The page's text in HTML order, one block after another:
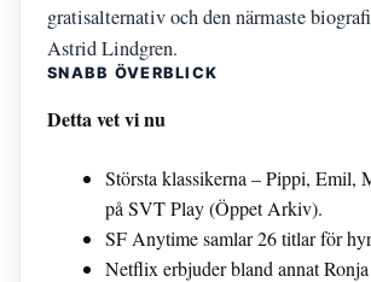
gratisalternativ och den närmaste
Astrid Lindgren.
SNABB ÖVERBLICK
Detta vet vi nu
Största klassikerna – Pippi, Emil,
på SVT Play (Öppet Arkiv).
SF Anytime samlar 26 titlar för
Netflix erbjuder bland annat